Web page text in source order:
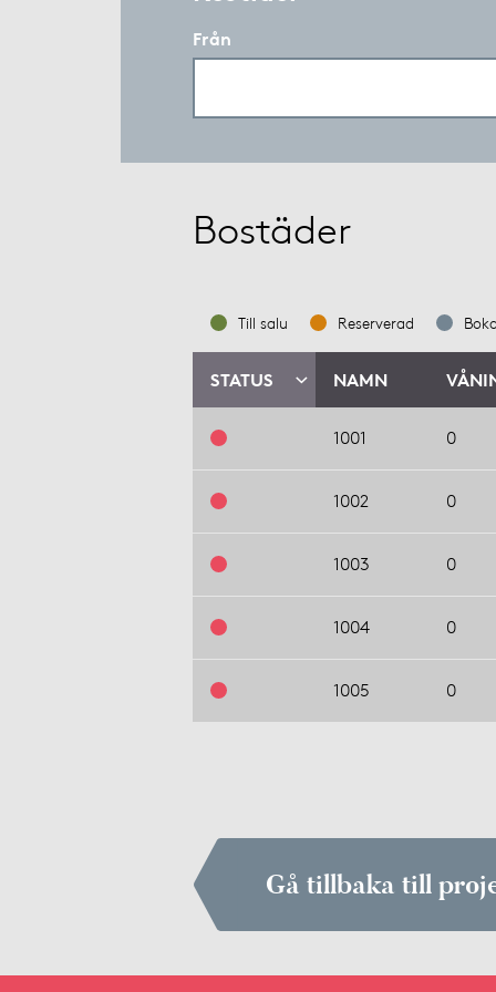
Från
Bostäder
Till salu Reserverad
STATUS NAMN
1001 0
1002 0
1003 0
1004 0
1005 0
Gå tillbaka till